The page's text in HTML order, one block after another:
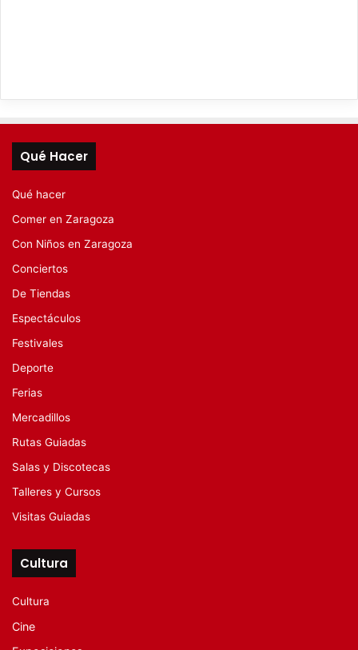
Qué Hacer
Qué hacer
Comer en Zaragoza
Con Niños en Zaragoza
Conciertos
De Tiendas
Espectáculos
Festivales
Deporte
Ferias
Mercadillos
Rutas Guiadas
Salas y Discotecas
Talleres y Cursos
Visitas Guiadas
Cultura
Cultura
Cine